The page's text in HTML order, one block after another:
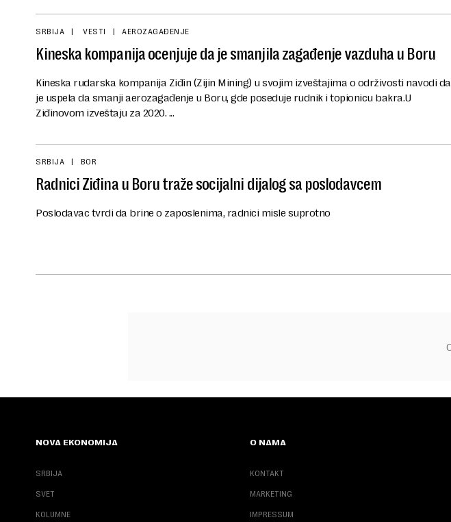
SRBIJA VESTI AEROZAGAĐENJE
Kineska kompanija ocenjuje da je smanjila zagađenje vazduha u Boru
Kineska rudarska kompanija Ziđin (Zijin Mining) u svojim izveštajima o održivosti navodi da
je uspela da smanji aerozagađenje u Boru, gde poseduje rudnik i topionicu bakra.U
Ziđinovom izveštaju za 2020. ...
SRBIJA BOR
Radnici Ziđina u Boru traže socijalni dijalog sa poslodavcem
Poslodavac tvrdi da brine o zaposlenima, radnici misle suprotno
NOVA EKONOMIJA
SRBIJA
SVET
KOLUMNE
O NAMA
KONTAKT
MARKETING
IMPRESSUM